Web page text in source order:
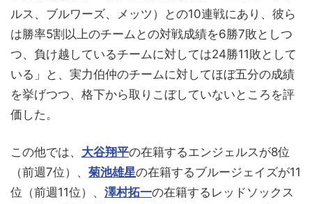
ルス、ブルワーズ、メッツ）との10連戦にあり、彼ら
は勝率5割以上のチームとの対戦成績を6勝7敗としつ
つ、負け越しているチームに対しては24勝11敗として
いる」と、実力伯仲のチームに対してほぼ五分の成績
を挙げつつ、格下から取りこぼしていないところを評
価した。
この他では、 大谷翔平の在籍するエンジェルスが8位
（前週7位）、 菊池雄星の在籍するブルージェイズが11
位（前週11位）、 澤村拓一の在籍するレッドソックス